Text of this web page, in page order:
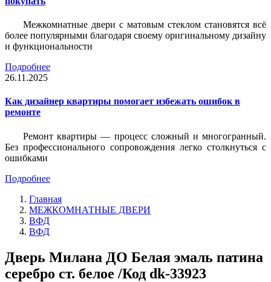
Межкомнатные двери с матовым стеклом становятся всё
более популярными благодаря своему оригинальному дизайну
и функциональности
Подробнее
26.11.2025
Как дизайнер квартиры помогает избежать ошибок в
ремонте
Ремонт квартиры — процесс сложный и многогранный.
Без профессионального сопровождения легко столкнуться с
ошибками
Подробнее
Главная
МЕЖКОМНАТНЫЕ ДВЕРИ
ВФД
ВФД
Дверь Милана ДО Белая эмаль патина
серебро ст. белое /Код dk-33923